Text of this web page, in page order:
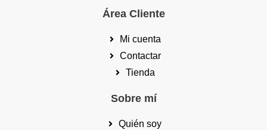
Área Cliente
Mi cuenta
Contactar
Tienda
Sobre mí
Quién soy